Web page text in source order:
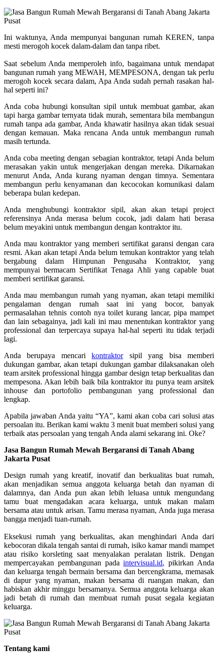
Ini waktunya, Anda mempunyai bangunan rumah KEREN, tanpa
mesti merogoh kocek dalam-dalam dan tanpa ribet.
Saat sebelum Anda memperoleh info, bagaimana untuk mendapat
bangunan rumah yang MEWAH, MEMPESONA, dengan tak perlu
merogoh kocek secara dalam, Apa Anda sudah pernah rasakan hal-
hal seperti ini?
Anda coba hubungi konsultan sipil untuk membuat gambar, akan
tapi harga gambar ternyata tidak murah, sementara bila membangun
rumah tanpa ada gambar, Anda khawatir hasilnya akan tidak sesuai
dengan kemauan. Maka rencana Anda untuk membangun rumah
masih tertunda.
Anda coba meeting dengan sebagian kontraktor, tetapi Anda belum
merasakan yakin untuk mengerjakan dengan mereka. Dikarnakan
menurut Anda, Anda kurang nyaman dengan timnya. Sementara
membangun perlu kenyamanan dan kecocokan komunikasi dalam
beberapa bulan kedepan.
Anda menghubungi kontraktor sipil, akan akan tetapi project
referensinya Anda merasa belum cocok, jadi dalam hati berasa
belum meyakini untuk membangun dengan kontraktor itu.
Anda mau kontraktor yang memberi sertifikat garansi dengan cara
resmi. Akan akan tetapi Anda belum temukan kontraktor yang telah
bergabung dalam Himpunan Pengusaha Kontraktor, yang
mempunyai bermacam Sertifikat Tenaga Ahli yang capable buat
memberi sertifikat garansi.
Anda mau membangun rumah yang nyaman, akan tetapi memiliki
pengalaman dengan rumah saat ini yang bocor, banyak
permasalahan tehnis contoh nya toilet kurang lancar, pipa mampet
dan lain sebagainya, jadi kali ini mau menentukan kontraktor yang
professional dan terpercaya supaya hal-hal seperti itu tidak terjadi
lagi.
Anda berupaya mencarikontraktorsipil yang bisa memberi
dukungan gambar, akan tetapi dukungan gambar dilaksanakan oleh
team arsitek professional hingga gambar design tetap berkualitas dan
mempesona. Akan lebih baik bila kontraktor itu punya team arsitek
inhouse dan portofolio pembangunan yang professional dan
lengkap.
Apabila jawaban Anda yaitu “YA”, kami akan coba cari solusi atas
persoalan itu. Berikan kami waktu 3 menit buat memberi solusi yang
terbaik atas persoalan yang tengah Anda alami sekarang ini. Oke?
Jasa Bangun Rumah Mewah Bergaransi di Tanah Abang
Jakarta Pusat
Design rumah yang kreatif, inovatif dan berkualitas buat rumah,
akan menjadikan semua anggota keluarga betah dan nyaman di
dalamnya, dan Anda pun akan lebih leluasa untuk mengundang
tamu buat mengadakan acara keluarga, untuk makan malam
bersama atau untuk arisan. Tamu merasa nyaman, Anda juga merasa
bangga menjadi tuan-rumah.
Eksekusi rumah yang berkualitas, akan menghindari Anda dari
kebocoran dikala tengah santai di rumah, isiko kamar mandi mampet
atau risiko korsleting saat menyalakan peralatan listrik. Dengan
mempercayakan pembangunan padaintervisual.id, pikirkan Anda
dan keluarga tengah bermain bersama dan bercengkrama, memasak
di dapur yang nyaman, makan bersama di ruangan makan, dan
habiskan akhir minggu bersamanya. Semua anggota keluarga akan
jadi betah di rumah dan membuat rumah pusat segala kegiatan
keluarga.
Tentang kami